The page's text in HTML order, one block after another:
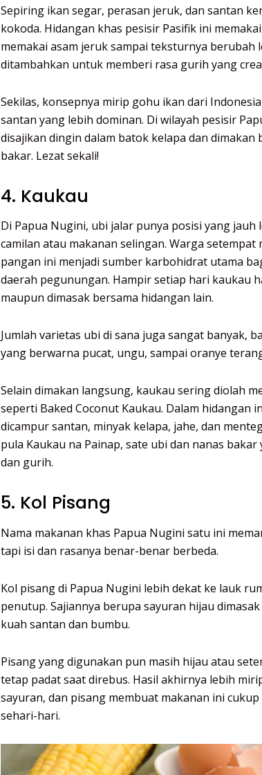
Sepiring ikan segar, perasan jeruk, dan santan
kokoda. Hidangan khas pesisir Pasifik ini
memakai asam jeruk sampai teksturnya berubah
ditambahkan untuk memberi rasa gurih yang
Sekilas, konsepnya mirip gohu ikan dari
santan yang lebih dominan. Di wilayah pesisir
disajikan dingin dalam batok kelapa dan
bakar. Lezat sekali!
4. Kaukau
Di Papua Nugini, ubi jalar punya posisi yang
camilan atau makanan selingan. Warga
pangan ini menjadi sumber karbohidrat utama
daerah pegunungan. Hampir setiap hari kaukau
maupun dimasak bersama hidangan lain.
Jumlah varietas ubi di sana juga sangat banyak,
yang berwarna pucat, ungu, sampai oranye
Selain dimakan langsung, kaukau sering diolah
seperti Baked Coconut Kaukau. Dalam hidangan
dicampur santan, minyak kelapa, jahe, dan
pula Kaukau na Painap, sate ubi dan nanas
dan gurih.
5. Kol Pisang
Nama makanan khas Papua Nugini satu ini
tapi isi dan rasanya benar-benar berbeda.
Kol pisang di Papua Nugini lebih dekat ke lauk
penutup. Sajiannya berupa sayuran hijau
kuah santan dan bumbu.
Pisang yang digunakan pun masih hijau atau
tetap padat saat direbus. Hasil akhirnya lebih
sayuran, dan pisang membuat makanan ini
sehari-hari.